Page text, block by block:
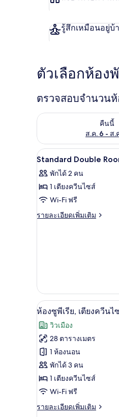
รู้สึกเหมือนอยู่บ้
ตัวเลือกห้อง
ตรวจสอบจำนวน
คืนนี้
ส.ค. 6 - ส.
ตรวจสอบจำนวนห้องพั
เปิด
ภาพถ่าย
ทั้งหมด
ของ
Standard
10
Standard Double
พักได้ 2 คน
1 เตียงควีนไซส์
Wi-Fi ฟรี
รายละเอียดเพิ่มเติม
ราย
Room
เปิด
ภาพถ่าย
ทั้งหมด
ของ
ห้อง
ซู
พี
เรีย,
5
ห้องซูพีเรีย, เตียงควีนไ
วิวเมือง
28 ตารางเมตร
1 ห้องนอน
พักได้ 3 คน
1 เตียงควีนไซส์
Wi-Fi ฟรี
รายละเอียดเพิ่มเติม
ราย